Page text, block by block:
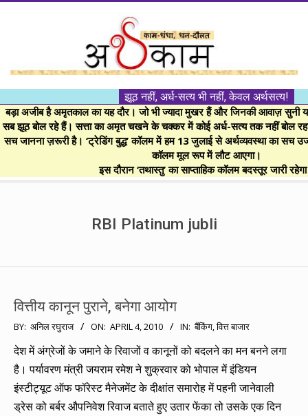
।।
अर्थकाम।।
BE
FINANCIALLY
CLEVER!
झूठ नहीं, अर्ध-सत्य भी नहीं, केवल अर्थसत्य!
बड़ा अजीब है अमृतकाल का यह दौर। जो भी ज्यादा मुखर हैं और जिनकी आवाज़ सुनी
सब झूठ बोल रहे हैं। सत्ता का अमृत चखने के चक्कर में कोई अर्ध-सत्य तक नहीं बोल
सच जानना ज़रूरी है। ‘ट्रेडिंग बुद्ध’ कॉलम में हम 13 जुलाई से अर्थव्यवस्था का सच
कॉलम मूल रूप में लौट आएगा।
इस दौरान ‘तथास्तु’ का साप्ताहिक कॉलम बदस्तूर जारी
RBI Platinum jubli
वित्तीय कानून पुराने, बनेगा आयोग
2010-
04-
04
BY: अनिल रघुराज ON: APRIL 4, 2010 IN: बैंकिंग,वित्त बाजार
देश में अंग्रेजों के जमाने के रिवाजों व कानूनों को बदलने का मन बनने लगा
है। पर्यावरण मंत्री जयराम रमेश ने शुक्रवार को भोपाल में इंडियन
इंस्टीट्यूट ऑफ फॉरेस्ट मैनेजमेंट के दीक्षांत समारोह में पहनी जानेवाली
ड्रेस को बर्बर औपनिवेश रिवाज बताते हुए उतार फेंका तो उसके एक दिन